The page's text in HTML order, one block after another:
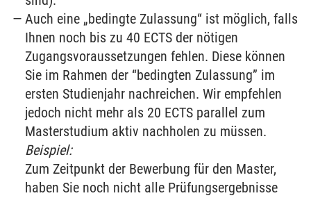
Auch eine „bedingte Zulassung“ ist möglich, falls
Ihnen noch bis zu 40 ECTS der nötigen
Zugangsvoraussetzungen fehlen. Diese können
Sie im Rahmen der “bedingten Zulassung” im
ersten Studienjahr nachreichen. Wir empfehlen
jedoch nicht mehr als 20 ECTS parallel zum
Masterstudium aktiv nachholen zu müssen.
Beispiel:
Zum Zeitpunkt der Bewerbung für den Master,
haben Sie noch nicht alle Prüfungsergebnisse